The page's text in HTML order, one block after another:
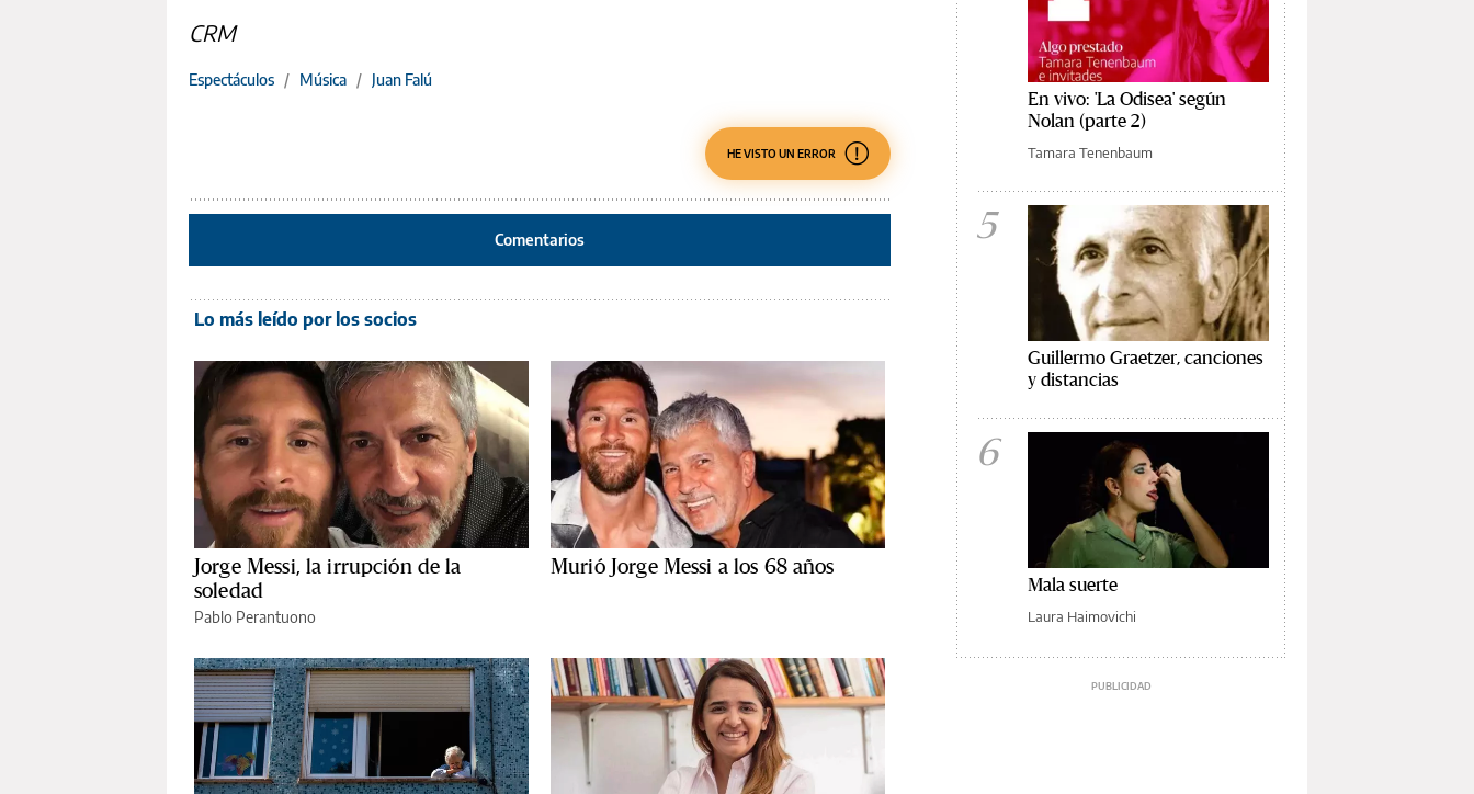
CRM
Espectáculos / Música / Juan Falú
HE VISTO UN ERROR
Comentarios
Lo más leído por los socios
Jorge Messi, la irrupción de la
soledad
Pablo Perantuono
Murió Jorge Messi a los 68 años
En vivo: 'La Odisea' según
Nolan (parte 2)
Tamara Tenenbaum
5
Guillermo Graetzer, canciones
y distancias
6
Mala suerte
Laura Haimovichi